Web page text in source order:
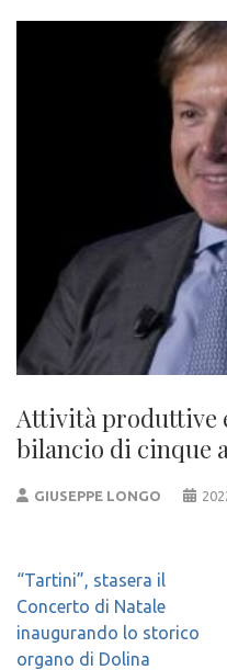
Attività produttive
bilancio di cinque
GIUSEPPE LONGO
Navigazione
articoli
“Tartini”, stasera il
Concerto di Natale
inaugurando lo storico
organo di Dolina